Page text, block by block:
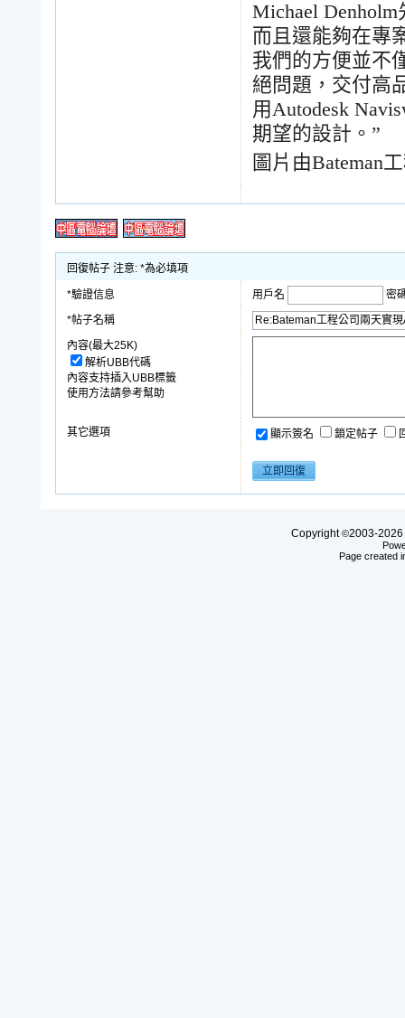
Michael Denholm
而且還能夠在專
我們的方便並不
絕問題，交付高
用Autodesk
期望的設計。 ”
圖片由Bateman
回復帖子 注意: *為必填項
*驗證信息 用戶名
密
*帖子名稱
內容(最大25K)
解析UBB代碼
內容支持插入UBB標籤
使用方法請參考幫助
其它選項 顯示簽名 鎖定帖子
Copyright©2003-2026
Page created